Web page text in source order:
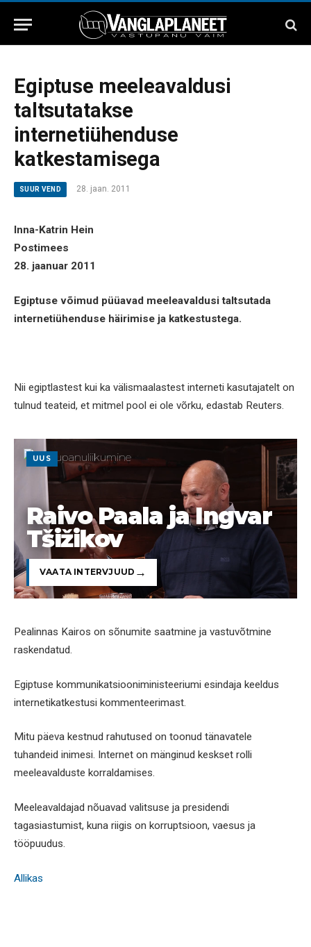
Egiptuse meeleavaldusi
taltsutatakse
internetiühenduse
katkestamisega
SUUR VEND 28. jaan. 2011
Inna-Katrin Hein
Postimees
28. jaanuar 2011
Egiptuse võimud püüavad meeleavaldusi taltsutada
internetiühenduse häirimise ja katkestustega.
Nii egiptlastest kui ka välismaalastest interneti kasutajatelt on
tulnud teateid, et mitmel pool ei ole võrku, edastab Reuters.
UUS
Raivo Paala ja Ingvar
Tšižikov
VAATA INTERVJUUD
Pealinnas Kairos on sõnumite saatmine ja vastuvõtmine
raskendatud.
Egiptuse kommunikatsiooniministeeriumi esindaja keeldus
internetikatkestusi kommenteerimast.
Mitu päeva kestnud rahutused on toonud tänavatele
tuhandeid inimesi. Internet on mänginud keskset rolli
meeleavalduste korraldamises.
Meeleavaldajad nõuavad valitsuse ja presidendi
tagasiastumist, kuna riigis on korruptsioon, vaesus ja
tööpuudus.
Allikas